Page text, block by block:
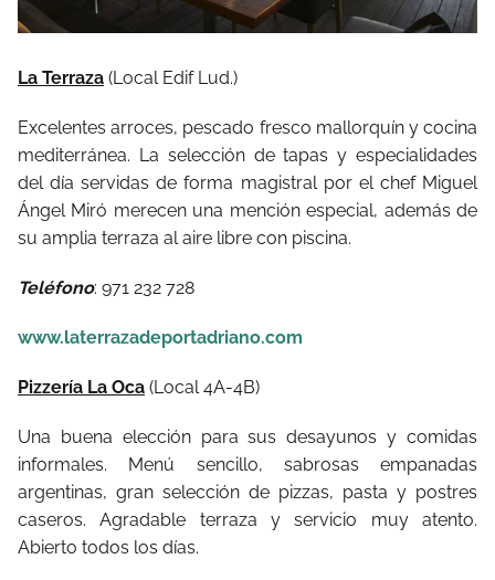
La Terraza (Local Edif Lud.)
Excelentes arroces, pescado fresco mallorquín y cocina
mediterránea. La selección de tapas y especialidades
del día servidas de forma magistral por el chef Miguel
Ángel Miró merecen una mención especial, además de
su amplia terraza al aire libre con piscina.
Teléfono: 971 232 728
www.laterrazadeportadriano.com
Pizzería La Oca (Local 4A-4B)
Una buena elección para sus desayunos y comidas
informales. Menú sencillo, sabrosas empanadas
argentinas, gran selección de pizzas, pasta y postres
caseros. Agradable terraza y servicio muy atento.
Abierto todos los días.